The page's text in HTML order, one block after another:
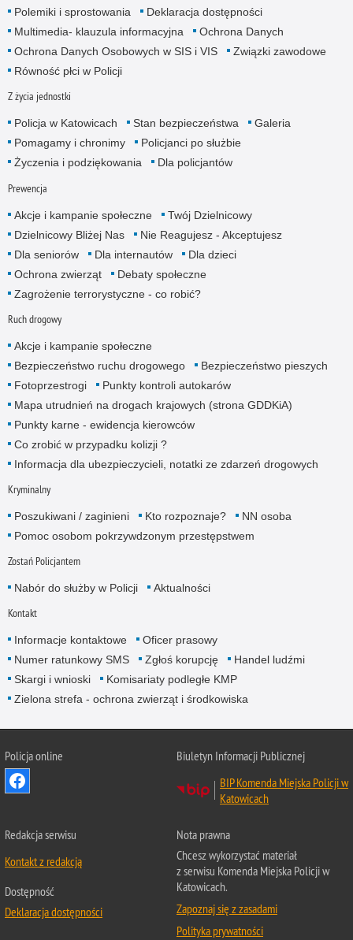
Polemiki i sprostowania
Deklaracja dostępności
Multimedia- klauzula informacyjna
Ochrona Danych
Ochrona Danych Osobowych w SIS i VIS
Związki zawodowe
Równość płci w Policji
Z życia jednostki
Policja w Katowicach Stan bezpieczeństwa
Galeria
Pomagamy i chronimy
Policjanci po służbie
Życzenia i podziękowania
Dla policjantów
Prewencja
Akcje i kampanie społeczne
Twój Dzielnicowy
Dzielnicowy Bliżej Nas
Nie Reagujesz - Akceptujesz
Dla seniorów
Dla internautów
Dla dzieci
Ochrona zwierząt
Debaty społeczne
Zagrożenie terrorystyczne - co robić?
Ruch drogowy
Akcje i kampanie społeczne
Bezpieczeństwo ruchu drogowego
Bezpieczeństwo pieszych
Fotoprzestrogi
Punkty kontroli autokarów
Mapa utrudnień na drogach krajowych (strona GDDKiA)
Punkty karne - ewidencja kierowców
Co zrobić w przypadku kolizji ?
Informacja dla ubezpieczycieli, notatki ze zdarzeń drogowych
Kryminalny
Poszukiwani / zaginieni Kto rozpoznaje?
NN osoba
Pomoc osobom pokrzywdzonym przestępstwem
Zostań Policjantem
Nabór do służby w Policji Aktualności
Kontakt
Informacje kontaktowe
Oficer prasowy
Numer ratunkowy SMS
Zgłoś korupcję
Handel ludźmi
Skargi i wnioski
Komisariaty podległe KMP
Zielona strefa - ochrona zwierząt i środkowiska
Policja online
Biuletyn Informacji Publicznej
BIP Komenda Miejska Policji w
Katowicach
Redakcja serwisu
Kontakt z redakcją
Dostępność
Deklaracja dostępności
Nota prawna
Chcesz wykorzystać materiał
z serwisu Komenda Miejska Policji w
Katowicach.
Zapoznaj się z zasadami
Polityka prywatności